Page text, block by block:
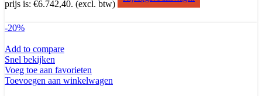
prijs is: €6.742,40. (excl. btw)
-20%
Add to compare
Snel bekijken
Voeg toe aan favorieten
Toevoegen aan winkelwagen